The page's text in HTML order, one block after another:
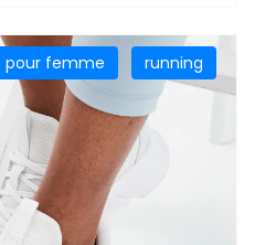
pour femme
running